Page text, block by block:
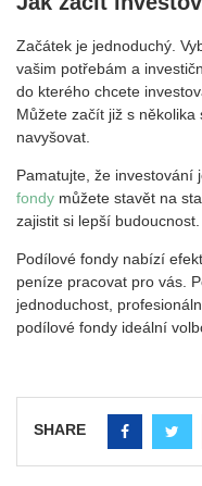
Začátek je jednoduchý.
vašim potřebám a
do kterého chcete
Můžete začít již s
navyšovat.
Pamatujte, že investování
fondy můžete stavět na
zajistit si lepší budoucnost.
Podílové fondy nabízí
peníze pracovat pro vás.
jednoduchost,
podílové fondy ideální
SHARE